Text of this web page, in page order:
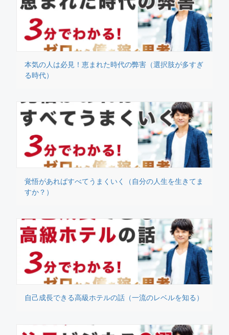
本気の人は必見！恵まれた時代の弊害（選択肢が多すぎ
る時代）
覚悟があればすべてうまくいく（自分の人生を生きてま
すか？）
自己成長できる高級ホテルの話（一流のレベルを知る）